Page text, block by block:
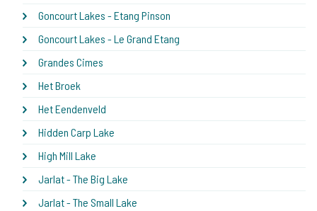
Goncourt Lakes - Etang Pinson
Goncourt Lakes - Le Grand Etang
Grandes Cimes
Het Broek
Het Eendenveld
Hidden Carp Lake
High Mill Lake
Jarlat - The Big Lake
Jarlat - The Small Lake